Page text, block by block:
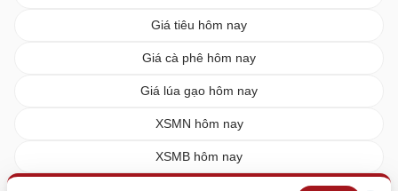
Giá tiêu hôm nay
Giá cà phê hôm nay
Giá lúa gạo hôm nay
XSMN hôm nay
XSMB hôm nay